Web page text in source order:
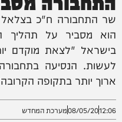
שר התחבורה ח"כ בצלאל
הוא מסביר על
בישראל "לצאת מוקדם
לעשות. הנסיעה
ארוך יותר בתקופה
12:06
08/05/20מערכת המחדש